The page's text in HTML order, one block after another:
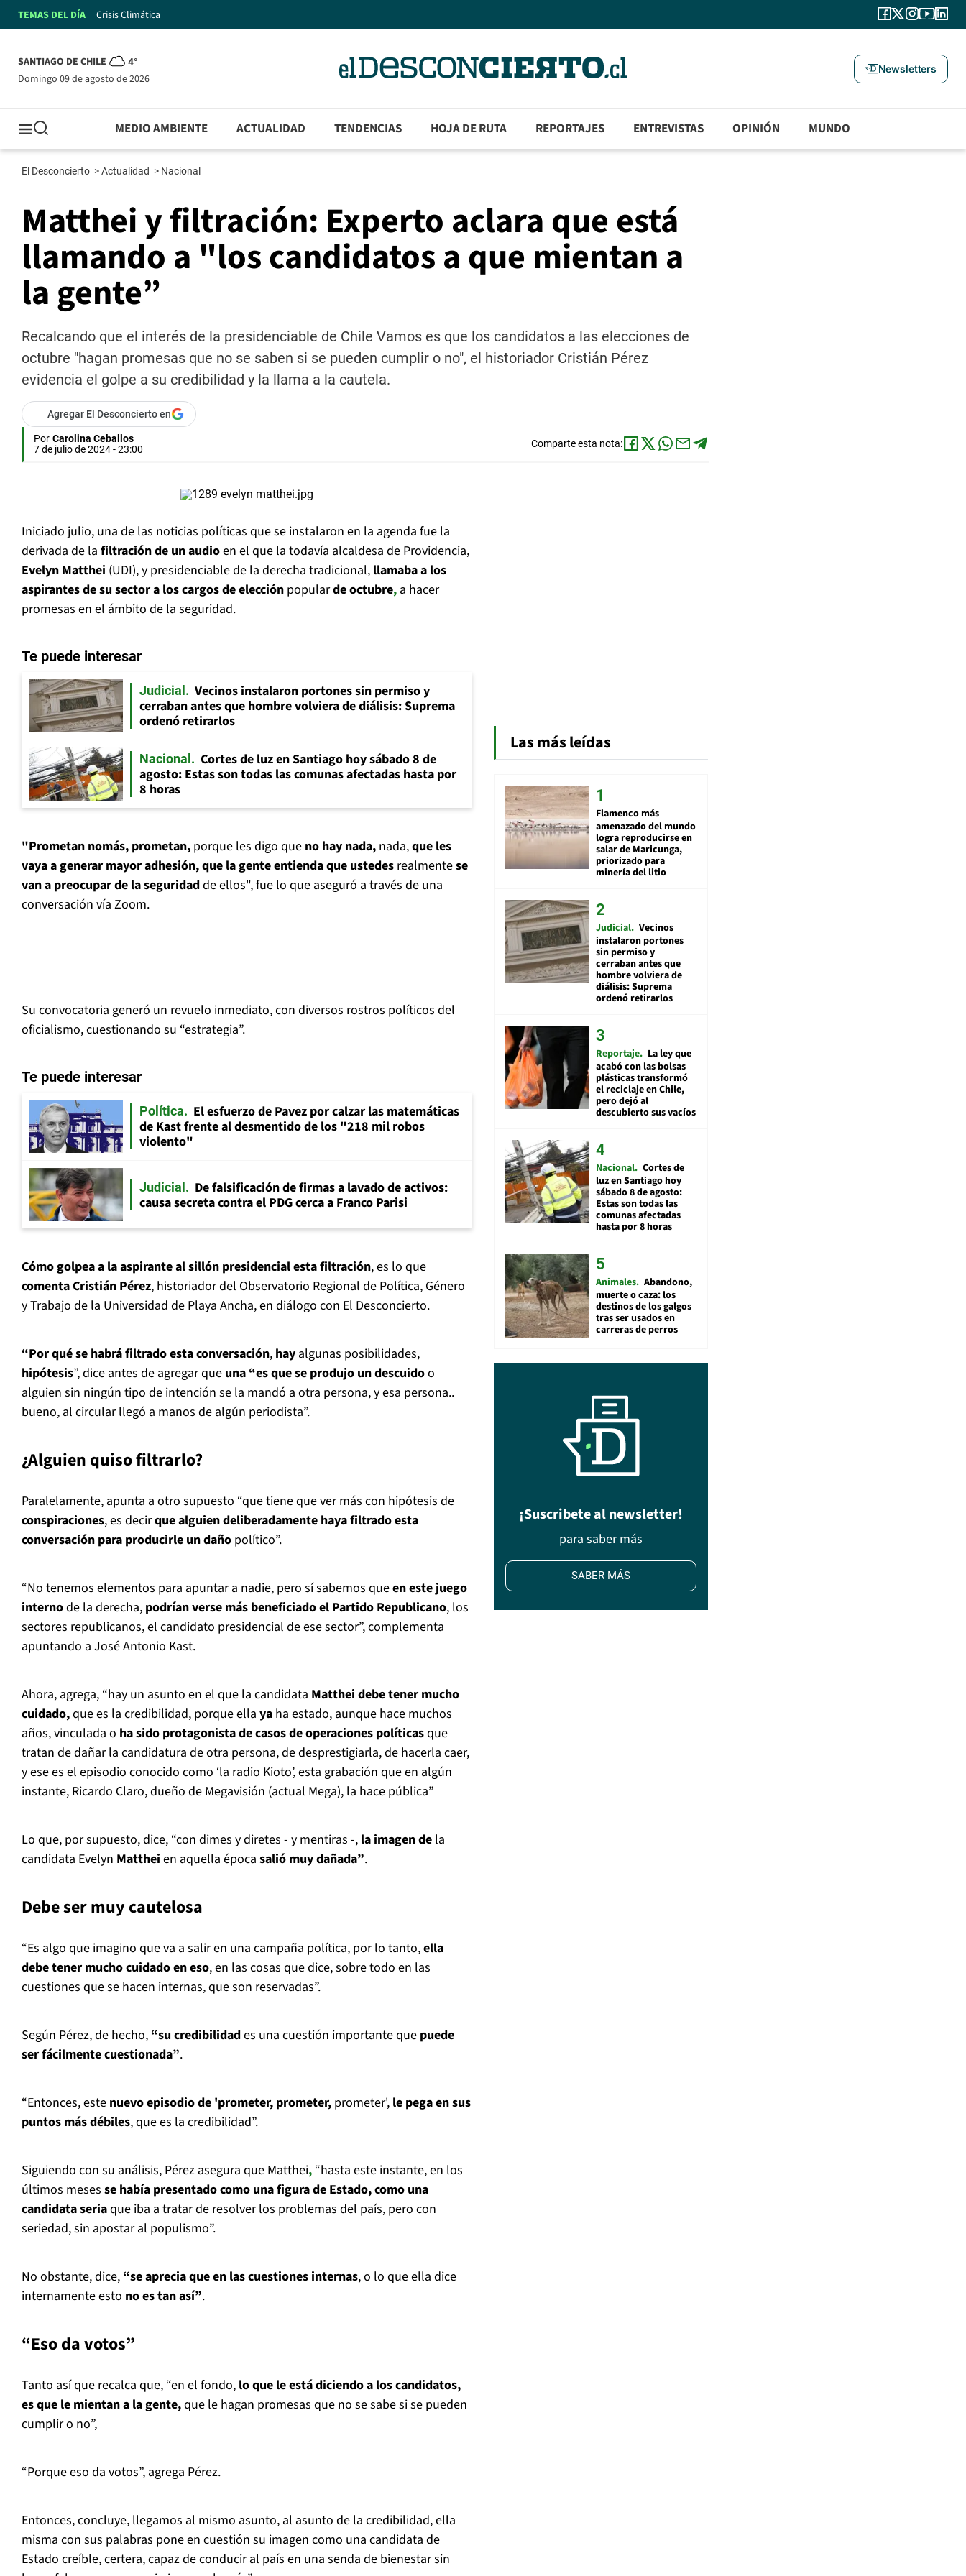
TEMAS DEL DÍA Crisis Climática
SANTIAGO DE CHILE 4°
domingo 09 de agosto de 2026
Newsletters
MEDIO AMBIENTE ACTUALIDAD TENDENCIAS HOJA DE RUTA REPORTAJES ENTREVISTAS OPINIÓN MUNDO
El Desconcierto >Actualidad > Nacional
Matthei y filtración: Experto aclara que está
llamando a "los candidatos a que mientan a
la gente”
Recalcando que el interés de la presidenciable de Chile Vamos es que los candidatos a las elecciones de
octubre "hagan promesas que no se saben si se pueden cumplir o no", el historiador Cristián Pérez
evidencia el golpe a su credibilidad y la llama a la cautela.
Agregar El Desconcierto en
Por Carolina Ceballos
7 de julio de 2024 - 23:00
Comparte esta nota:
Iniciado julio, una de las noticias políticas que se instalaron en la agenda fue la
derivada de la filtración de un audioen el que la todavía alcaldesa de Providencia,
Evelyn Matthei (UDI), y presidenciable de la derecha tradicional, llamaba a los
aspirantes de su sector a los cargos de elección popularde octubre, a hacer
promesas en el ámbito de la seguridad.
Te puede interesar
Judicial
Vecinos instalaron portones sin permiso y
cerraban antes que hombre volviera de diálisis: Suprema
ordenó retirarlos
Nacional
Cortes de luz en Santiago hoy sábado 8 de
agosto: Estas son todas las comunas afectadas hasta por
8 horas
"Prometan nomás, prometan, porque les digo que no hay nada, nada,que les
vaya a generar mayor adhesión, que la gente entienda que ustedes realmentese
van a preocupar de la seguridadde ellos", fue lo que aseguró a través de una
conversación vía Zoom.
Su convocatoria generó un revuelo inmediato, con diversos rostros políticos del
oficialismo, cuestionando su “estrategia”.
Te puede interesar
Política
El esfuerzo de Pavez por calzar las matemáticas
de Kast frente al desmentido de los "218 mil robos
violento"
Judicial
De falsificación de firmas a lavado de activos:
causa secreta contra el PDG cerca a Franco Parisi
Cómo golpea a la aspirante al sillón presidencial esta filtración, es lo que
comenta Cristián Pérez, historiador del Observatorio Regional de Política, Género
y Trabajo de la Universidad de Playa Ancha, en diálogo con El Desconcierto.
“Por qué se habrá filtrado esta conversación, hay algunas posibilidades,
hipótesis”, dice antes de agregar que una “es que se produjo un descuidoo
alguien sin ningún tipo de intención se la mandó a otra persona, y esa persona..
bueno, al circular llegó a manos de algún periodista”.
¿Alguien quiso filtrarlo?
Paralelamente, apunta a otro supuesto “que tiene que ver más con hipótesis de
conspiraciones, es decirque alguien deliberadamente haya filtrado esta
conversación para producirle un daño político”.
“No tenemos elementos para apuntar a nadie, pero sí sabemos queen este juego
internode la derecha, podrían verse más beneficiado el Partido Republicano, los
sectores republicanos, el candidato presidencial de ese sector”, complementa
apuntando a José Antonio Kast.
Ahora, agrega, “hay un asunto en el que la candidata Matthei debe tener mucho
cuidado,que es la credibilidad, porque ella ya ha estado, aunque hace muchos
años, vinculada o ha sido protagonista de casos de operaciones políticasque
tratan de dañar la candidatura de otra persona, de desprestigiarla, de hacerla caer,
y ese es el episodio conocido como ‘la radio Kioto’, esta grabación que en algún
instante, Ricardo Claro, dueño de Megavisión (actual Mega), la hace pública”
Lo que, por supuesto, dice, “con dimes y diretes - y mentiras -, la imagen de la
candidata Evelyn Matthei en aquella época salió muy dañada”.
Debe ser muy cautelosa
“Es algo que imagino que va a salir en una campaña política, por lo tanto,ella
debe tener mucho cuidado en eso, en las cosas que dice, sobre todo en las
cuestiones que se hacen internas, que son reservadas”.
Según Pérez, de hecho, “su credibilidades una cuestión importante que puede
ser fácilmente cuestionada”.
“Entonces, este nuevo episodio de 'prometer, prometer, prometer', le pega en sus
puntos más débiles, que es la credibilidad”.
Siguiendo con su análisis, Pérez asegura que Matthei, “hasta este instante, en los
últimos meses se había presentado como una figura de Estado, como una
candidata seriaque iba a tratar de resolver los problemas del país, pero con
seriedad, sin apostar al populismo”.
No obstante, dice, “se aprecia que en las cuestiones internas, o lo que ella dice
internamente esto no es tan así”.
“Eso da votos”
Tanto así que recalca que, “en el fondo, lo que le está diciendo a los candidatos,
es que le mientan a la gente,que le hagan promesas que no se sabe si se pueden
cumplir o no”,
“Porque eso da votos”, agrega Pérez.
Entonces, concluye, llegamos al mismo asunto, al asunto de la credibilidad, ella
misma con sus palabras pone en cuestión su imagen como una candidata de
Estado creíble, certera, capaz de conducir al país en una senda de bienestar sin
Las más leídas
Flamenco más
amenazado del mundo
logra reproducirse en
salar de Maricunga,
priorizado para
minería del litio
Judicial Vecinos
instalaron portones
sin permiso y
cerraban antes que
hombre volviera de
diálisis: Suprema
ordenó retirarlos
Reportaje La ley que
acabó con las bolsas
plásticas transformó
el reciclaje en Chile,
pero dejó al
descubierto sus vacíos
Nacional Cortes de
luz en Santiago hoy
sábado 8 de agosto:
Estas son todas las
comunas afectadas
hasta por 8 horas
Animales Abandono,
muerte o caza: los
destinos de los galgos
tras ser usados en
carreras de perros
¡Suscribete al newsletter!
para saber más
SABER MÁS